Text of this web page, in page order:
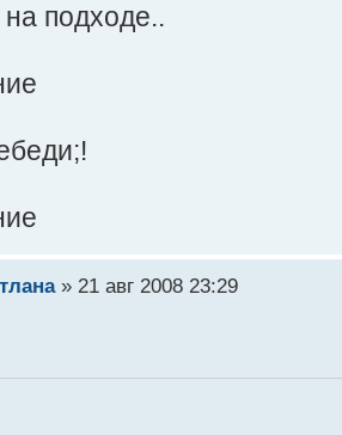
подходе..
» 21 авг 2008 23:29